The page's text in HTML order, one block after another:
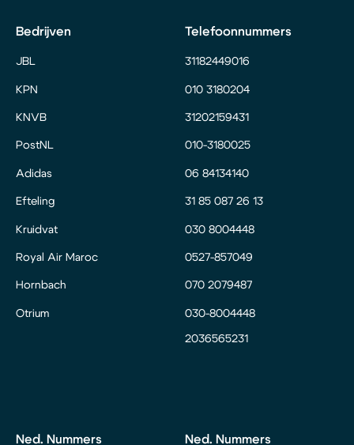
Bedrijven
JBL
KPN
KNVB
PostNL
Adidas
Efteling
Kruidvat
Royal Air Maroc
Hornbach
Otrium
Telefoonnummers
31182449016
010 3180204
31202159431
010-3180025
06 84134140
31 85 087 26 13
030 8004448
0527-857049
070 2079487
030-8004448
2036565231
Ned. Nummers Ned. Nummers